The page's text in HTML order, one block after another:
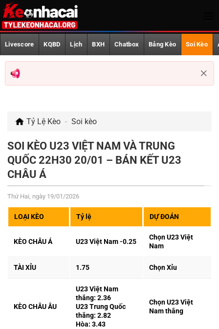
Bỏ
qua
nội
dung
Trang Chủ
Livescore
BXH
Chatbox
Bảng Kèo
Soi Kèo
Livescore KQBD Lịch BXH Chatbox Bảng Kèo Soi Kèo
Tỷ Lệ Kèo - Soi kèo
SOI KÈO U23 VIỆT NAM VÀ TRUNG
QUỐC 22H30 20/01 – BÁN KẾT U23
CHÂU Á
Thứ Hai, ngày 19/01/2026
LOẠI KÈO Tỷ lệ DỰ ĐOÁN
KÈO CHÂU Á U23 Việt Nam -0.25
Chọn U23 Việt
Nam
TÀI XỈU 1.75 Chọn Xỉu
KÈO CHÂU ÂU
U23 Việt Nam
thắng: 2.36
U23 Trung Quốc
thắng: 2.82
Hòa: 3.43
Chọn U23 Việt
Nam thắng